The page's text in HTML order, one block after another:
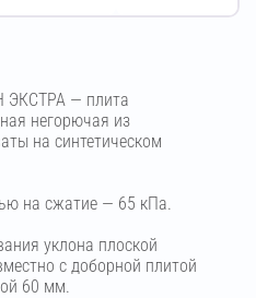
ЭКСТРА — плита
негорючая из
на синтетическом
на сжатие — 65 кПа.
уклона плоской
с доборной плитой
60 мм.